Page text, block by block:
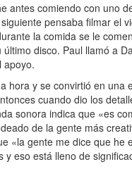
antes comiendo con uno
pensaba filmar el
la comida se le
disco. Paul llamó a
apoyo.
hora y se convirtió en una
cuando dio los
sonora indica que «es
de la gente más
«la gente me dice que he
y eso está lleno de